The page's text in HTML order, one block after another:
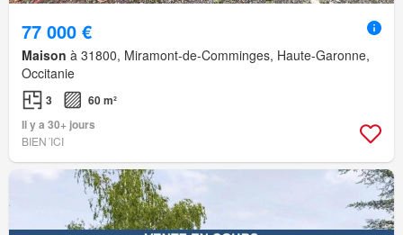
77 000 €
Maison à 31800, Miramont-de-Comminges, Haute-Garonne,
Occitanie
3
60 m²
Il y a 30+ jours
BIEN´ICI